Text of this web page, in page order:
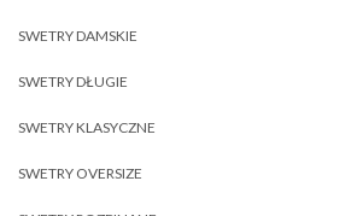
SWETRY DAMSKIE
SWETRY DŁUGIE
SWETRY KLASYCZNE
SWETRY OVERSIZE